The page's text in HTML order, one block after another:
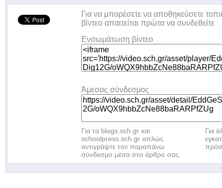
Για να μπορέσετε να αποθηκεύσετε
βίντεο απαιτείται πρώτα να συνδεθείτε
Ενσωμάτωση βίντεο
Άμεσος σύνδεσμος
Για τα blogs.sch.gr και
schoolpress.sch.gr απλώς
αντιγράψτε τον παραπάνω
σύνδεσμο μέσα στο άρθρο σας.
Για